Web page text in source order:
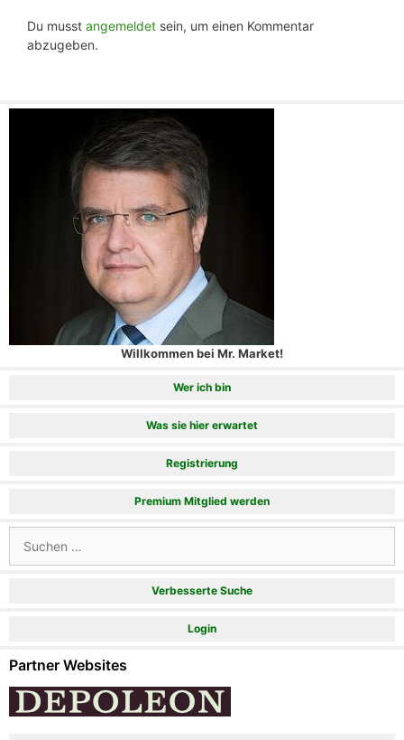
Du musst angemeldet sein, um einen Kommentar
abzugeben.
Willkommen bei Mr. Market!
Wer ich bin
Was sie hier erwartet
Registrierung
Premium Mitglied werden
nach:
Verbesserte Suche
Login
Partner Websites